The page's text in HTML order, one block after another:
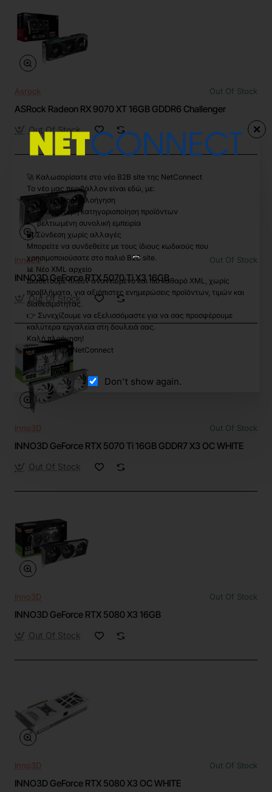
🚀 Καλωσορίσατε στο νέο B2B site της NetConnect
Το νέο μας περιβάλλον είναι εδώ, με:
πιο γρήγορη πλοήγηση
καθαρότερη κατηγοριοποίηση προϊόντων
βελτιωμένη συνολική εμπειρία
🔐 Σύνδεση χωρίς αλλαγές
Μπορείτε να συνδεθείτε με τους ίδιους κωδικούς που
χρησιμοποιούσατε στο παλιό B2B site.
📊 Νέο XML αρχείο
Διαθέτουμε πλέον ανανεωμένο και πιο καθαρό XML, χωρίς
προβλήματα, για αξιόπιστες ενημερώσεις προϊόντων, τιμών και
διαθεσιμότητας.
👉 Συνεχίζουμε να εξελισσόμαστε για να σας προσφέρουμε
καλύτερα εργαλεία στη δουλειά σας.
Καλή πλοήγηση!
Η ομάδα της NetConnect
Don't show again.
Asrock Out Of Stock
ASRock Radeon RX 9070 XT 16GB GDDR6 Challenger
Out Of Stock
Inno3D Out Of Stock
INNO3D GeForce RTX 5070 Ti X3 16GB
Out Of Stock
Inno3D Out Of Stock
INNO3D GeForce RTX 5070 Ti 16GB GDDR7 X3 OC WHITE
Out Of Stock
Inno3D Out Of Stock
INNO3D GeForce RTX 5080 X3 16GB
Out Of Stock
Inno3D Out Of Stock
INNO3D GeForce RTX 5080 X3 OC WHITE